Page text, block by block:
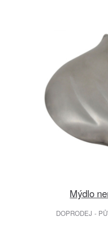
Mýdlo
DOPRODEJ -